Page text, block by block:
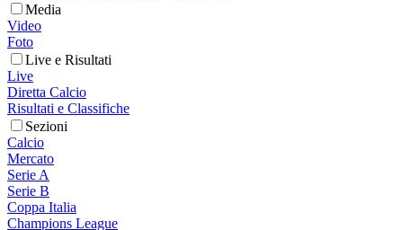
Media
Video
Foto
Live e Risultati
Live
Diretta Calcio
Risultati e Classifiche
Sezioni
Calcio
Mercato
Serie A
Serie B
Coppa Italia
Champions League